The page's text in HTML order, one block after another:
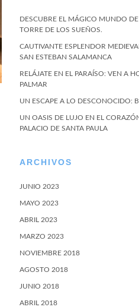
DESCUBRE EL MÁGICO MUNDO
TORRE DE LOS SUEÑOS.
CAUTIVANTE ESPLENDOR
SAN ESTEBAN SALAMANCA
RELÁJATE EN EL PARAÍSO: VEN A
PALMAR
UN ESCAPE A LO DESCONOCIDO:
UN OASIS DE LUJO EN EL
PALACIO DE SANTA PAULA
ARCHIVOS
JUNIO 2023
MAYO 2023
ABRIL 2023
MARZO 2023
NOVIEMBRE 2018
AGOSTO 2018
JUNIO 2018
ABRIL 2018